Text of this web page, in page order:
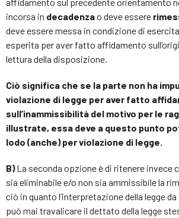
incorsa in decadenzao deve essere
deve essere messa in condizione di
esperita per aver fatto affidamento
lettura della disposizione.
Ciò significa che se la parte non ha
violazione di legge per aver fatto
sull’inammissibilità del motivo per le
illustrate, essa deve a questo punto
lodo (anche) per violazione di legge.
B)La seconda opzione è di ritenere invece
sia eliminabile e/o non sia ammissibile la
ciò in quanto l’interpretazione della legge
può mai travalicare il dettato della legge